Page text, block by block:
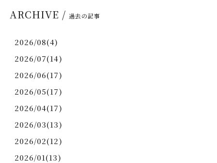
ARCHIVE / 過去の記事
2026/08(4)
2026/07(14)
2026/06(17)
2026/05(17)
2026/04(17)
2026/03(13)
2026/02(12)
2026/01(13)